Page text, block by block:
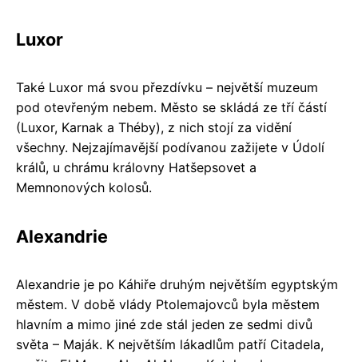
Luxor
Také Luxor má svou přezdívku – největší muzeum
pod otevřeným nebem. Město se skládá ze tří částí
(Luxor, Karnak a Théby), z nich stojí za vidění
všechny. Nejzajímavější podívanou zažijete v Údolí
králů, u chrámu královny Hatšepsovet a
Memnonových kolosů.
Alexandrie
Alexandrie je po Káhiře druhým největším egyptským
městem. V době vlády Ptolemajovců byla městem
hlavním a mimo jiné zde stál jeden ze sedmi divů
světa – Maják. K největším lákadlům patří Citadela,